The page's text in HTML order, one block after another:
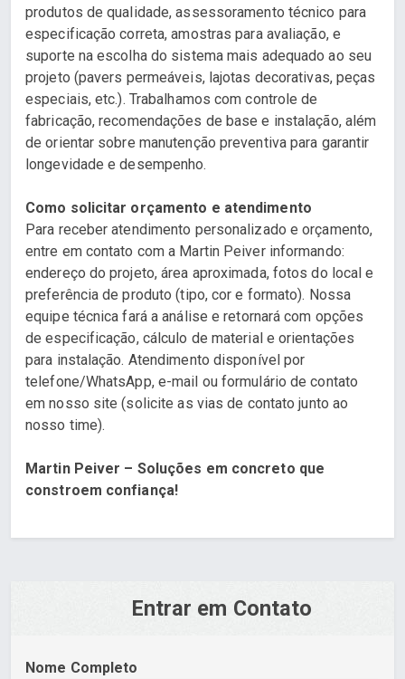
produtos de qualidade, assessoramento técnico para
especificação correta, amostras para avaliação, e
suporte na escolha do sistema mais adequado ao seu
projeto (pavers permeáveis, lajotas decorativas, peças
especiais, etc.). Trabalhamos com controle de
fabricação, recomendações de base e instalação, além
de orientar sobre manutenção preventiva para garantir
longevidade e desempenho.
Como solicitar orçamento e atendimento
Para receber atendimento personalizado e orçamento,
entre em contato com a Martin Peiver informando:
endereço do projeto, área aproximada, fotos do local e
preferência de produto (tipo, cor e formato). Nossa
equipe técnica fará a análise e retornará com opções
de especificação, cálculo de material e orientações
para instalação. Atendimento disponível por
telefone/WhatsApp, e-mail ou formulário de contato
em nosso site (solicite as vias de contato junto ao
nosso time).
Martin Peiver – Soluções em concreto que
constroem confiança!
Entrar em Contato
Nome Completo